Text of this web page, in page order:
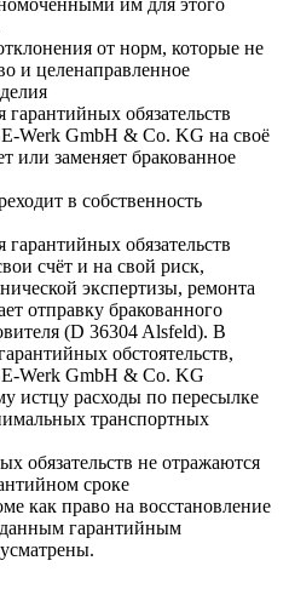
им для этого
от норм, которые не
и целенаправленное
гарантийных обязательств
Werk GmbH & Со. KG на своё
или заменяет бракованное
в собственность
гарантийных обязательств
счёт и на свой риск,
экспертизы, ремонта
отправку бракованного
(D 36304 Alsfeld). В
обстоятельств,
Werk GmbH & Со. KG
истцу расходы по пересылке
транспортных
обязательств не отражаются
сроке
как право на восстановление
данным гарантийным